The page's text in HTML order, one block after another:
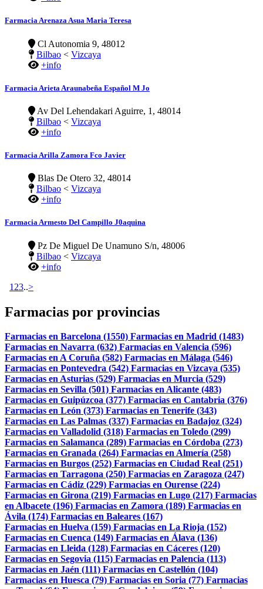
Farmacia Arenaza Asua Maria Teresa
Cl Autonomia 9, 48012
Bilbao < Vizcaya
+info
Farmacia Arieta Araunabeña Español M Jo
Av Del Lehendakari Aguirre, 1, 48014
Bilbao < Vizcaya
+info
Farmacia Arilla Zamora Fco Javier
Blas De Otero 32, 48014
Bilbao < Vizcaya
+info
Farmacia Armesto Del Campillo J0aquina
Pz De Miguel De Unamuno S/n, 48006
Bilbao < Vizcaya
+info
1 23..>
Farmacias por provincias
Farmacias en Barcelona (1550) Farmacias en Madrid (1483)
Farmacias en Navarra (632) Farmacias en Valencia (596)
Farmacias en A Coruña (582) Farmacias en Málaga (546)
Farmacias en Pontevedra (542) Farmacias en Vizcaya (535)
Farmacias en Asturias (529) Farmacias en Murcia (529)
Farmacias en Sevilla (501) Farmacias en Alicante (483)
Farmacias en Guipúzcoa (377) Farmacias en Cantabria (376)
Farmacias en León (373) Farmacias en Tenerife (343)
Farmacias en Las Palmas (337) Farmacias en Badajoz (324)
Farmacias en Valladolid (318) Farmacias en Toledo (299)
Farmacias en Salamanca (289) Farmacias en Córdoba (273)
Farmacias en Granada (264) Farmacias en Almería (258)
Farmacias en Burgos (252) Farmacias en Ciudad Real (251)
Farmacias en Tarragona (250) Farmacias en Zaragoza (247)
Farmacias en Cádiz (229) Farmacias en Ourense (224)
Farmacias en Girona (219) Farmacias en Lugo (217) Farmacias
en Albacete (196) Farmacias en Zamora (189) Farmacias en
Ávila (174) Farmacias en Baleares (167)
Farmacias en Huelva (159) Farmacias en La Rioja (152)
Farmacias en Cuenca (149) Farmacias en Álava (136)
Farmacias en Lleida (128) Farmacias en Cáceres (120)
Farmacias en Segovia (115) Farmacias en Palencia (113)
Farmacias en Jaén (111) Farmacias en Castellón (104)
Farmacias en Huesca (79) Farmacias en Soria (77) Farmacias